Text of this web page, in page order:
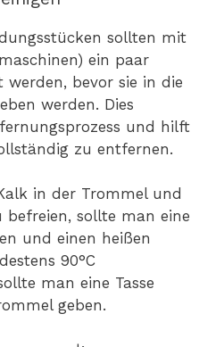
sollten mit
ein paar
werden, bevor sie in die
werden. Dies
und hilft
zu entfernen.
in der Trommel und
befreien, sollte man eine
und einen heißen
90°C
man eine Tasse
geben.